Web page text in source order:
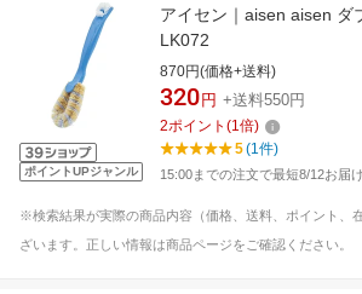
ポイントUPジャンル
アイセン｜aisen aisen ダ
LK072
870円(価格+送料)
320 円 +送料550円
2ポイント (1倍)
5(1件)
15:00までの注文で最短8/12お届け
※検索結果が実際の商品内容（価格、送料、ポイント、
ざいます。正しい情報は商品ページをご確認ください。